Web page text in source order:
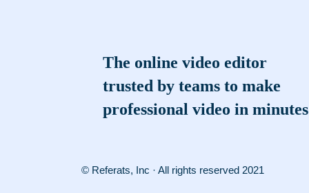
The online video editor
trusted by teams to make
professional video in minutes
© Referats, Inc · All rights reserved 2021